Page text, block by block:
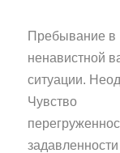
Пребывание в
ненавистной
ситуации.
Чувство